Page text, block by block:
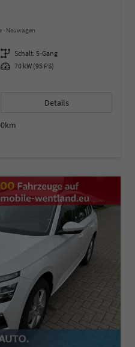
Neuwagen
Getriebe Schalt. 5-Gang
Leistung 70 kW (95 PS)
Details